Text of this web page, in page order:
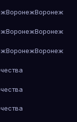
ВоронежВоронеж
ВоронежВоронеж
ВоронежВоронеж